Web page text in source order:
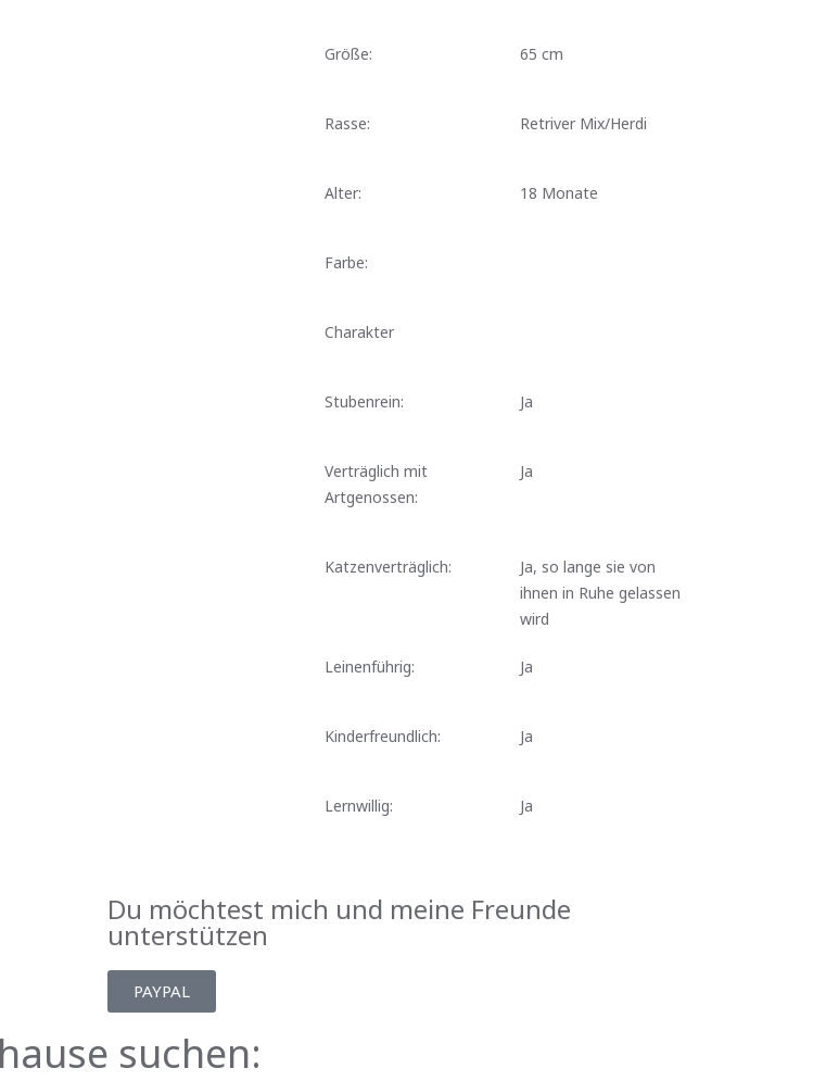
Größe: 65 cm
Rasse: Retriver Mix/Herdi
Alter: 18 Monate
Farbe:
Charakter
Stubenrein: Ja
Verträglich mit
Artgenossen:
Ja
Katzenverträglich:
Ja, so lange sie von
ihnen in Ruhe gelassen
wird
Leinenführig: Ja
Kinderfreundlich: Ja
Lernwillig: Ja
Du möchtest mich und meine Freunde
unterstützen
PAYPAL
suchen: